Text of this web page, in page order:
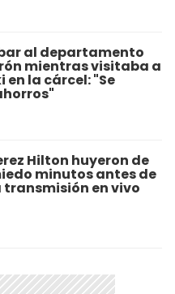
al departamento
mientras visitaba a
la cárcel: "Se
Hilton huyeron de
minutos antes de
en vivo